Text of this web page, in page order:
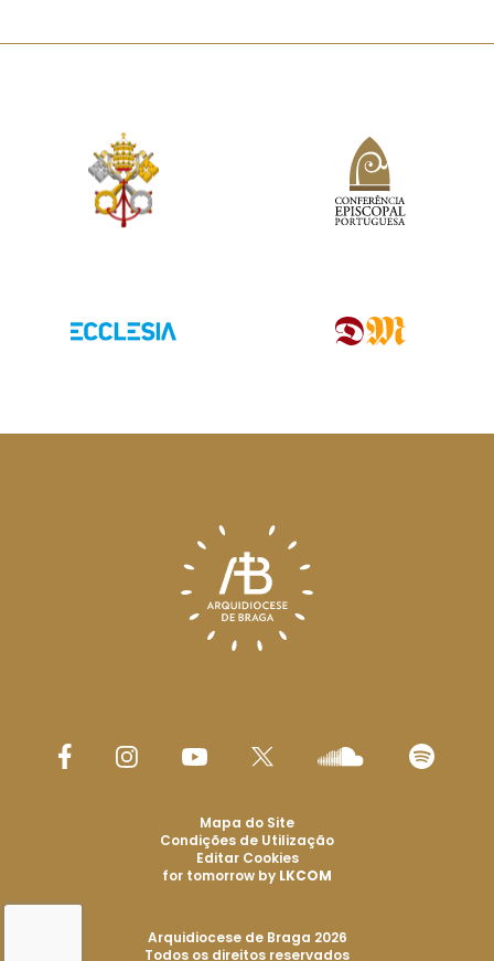
Arquidiocese de Braga 2026
Todos os direitos reservados
Mapa do Site
Condições de Utilização
Editar Cookies
for tomorrow by LKCOM